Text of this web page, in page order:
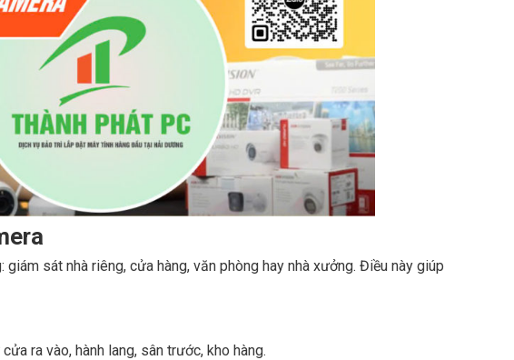
sát nhà riêng, cửa hàng, văn phòng hay nhà xưởng. Điều này giúp
ra vào, hành lang, sân trước, kho hàng.